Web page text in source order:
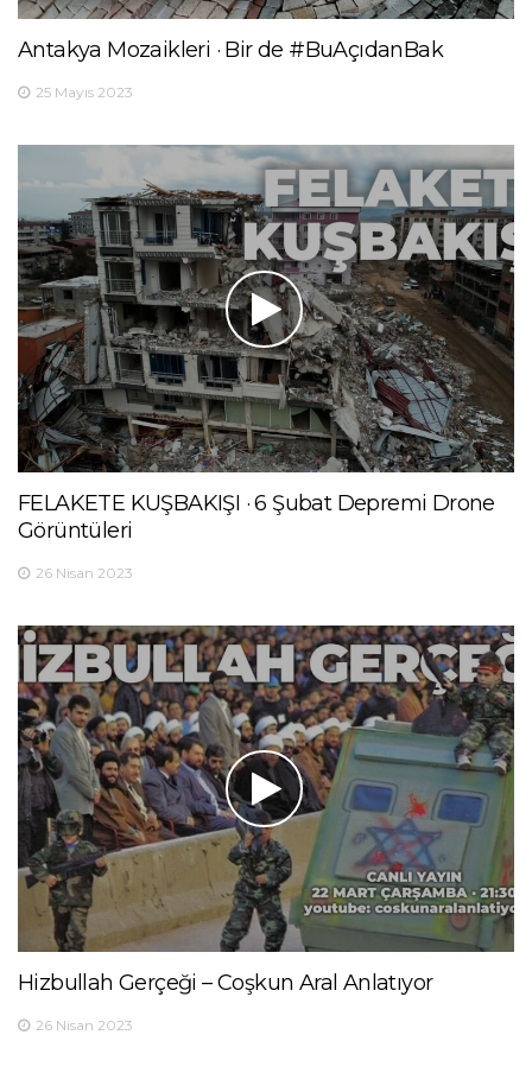
Antakya Mozaikleri · Bir de #BuAçıdanBak
25 Mayıs 2023
FELAKETE KUŞBAKIŞI · 6 Şubat Depremi Drone
Görüntüleri
26 Nisan 2023
Hizbullah Gerçeği – Coşkun Aral Anlatıyor
26 Nisan 2023